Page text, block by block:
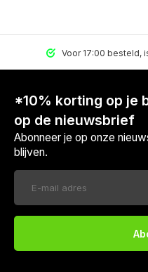
Voor 17:00 besteld,
*10% korting op je
op de nieuwsbrief
Abonneer je op onze
blijven.